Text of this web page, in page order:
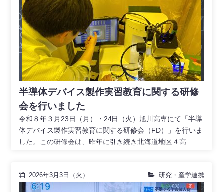
半導体デバイス製作実習教育に関する研修
会を行いました
令和８年３月23日（月）・24日（火）旭川高専にて「半導
体デバイス製作実習教育に関する研修会（FD）」を行いま
した。この研修会は、昨年に引き続き北海道地区４高
2026年3月3日（火） 研究・産学連携